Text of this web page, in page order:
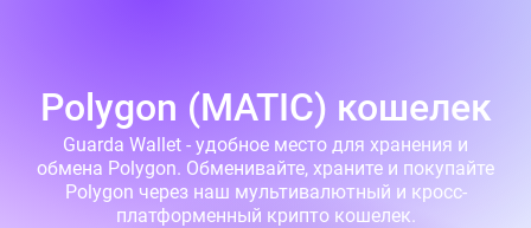
Polygon (MATIC) кошелек
Guarda Wallet - удобное место для хранения и
обмена Polygon. Обменивайте, храните и покупайте
Polygon через наш мультивалютный и кросс-
платформенный крипто кошелек.